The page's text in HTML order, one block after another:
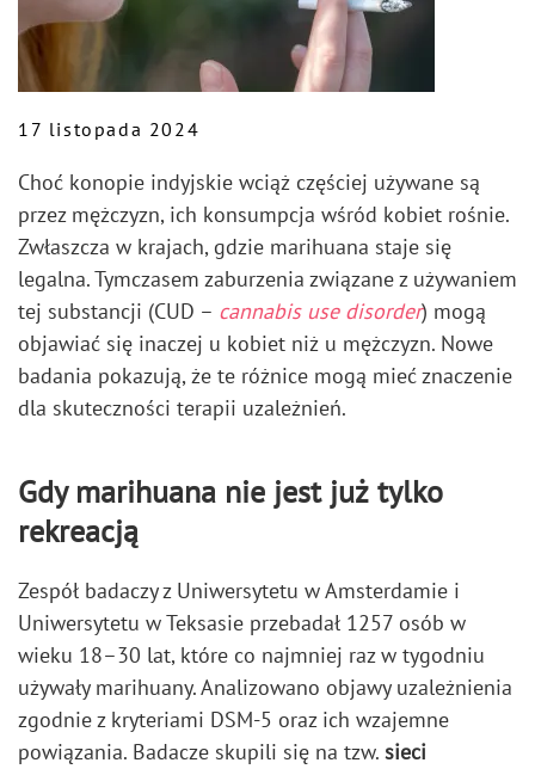
17 listopada 2024
Choć konopie indyjskie wciąż częściej używane są
przez mężczyzn, ich konsumpcja wśród kobiet rośnie.
Zwłaszcza w krajach, gdzie marihuana staje się
legalna. Tymczasem zaburzenia związane z używaniem
tej substancji (CUD – cannabis use disorder) mogą
objawiać się inaczej u kobiet niż u mężczyzn. Nowe
badania pokazują, że te różnice mogą mieć znaczenie
dla skuteczności terapii uzależnień.
Gdy marihuana nie jest już tylko
rekreacją
Zespół badaczy z Uniwersytetu w Amsterdamie i
Uniwersytetu w Teksasie przebadał 1257 osób w
wieku 18–30 lat, które co najmniej raz w tygodniu
używały marihuany. Analizowano objawy uzależnienia
zgodnie z kryteriami DSM-5 oraz ich wzajemne
powiązania. Badacze skupili się na tzw. sieci